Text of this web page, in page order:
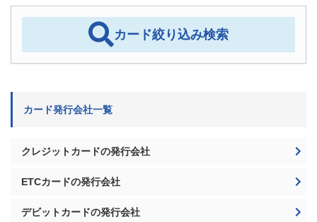
カード絞り込み検索
カード発行会社一覧
クレジットカードの発行会社
ETCカードの発行会社
デビットカードの発行会社